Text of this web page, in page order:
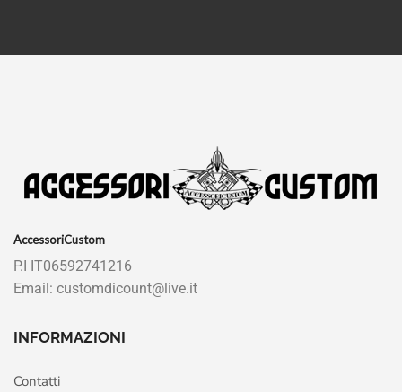
AccessoriCustom
P.I IT06592741216
Email: customdicount@live.it
INFORMAZIONI
Contatti